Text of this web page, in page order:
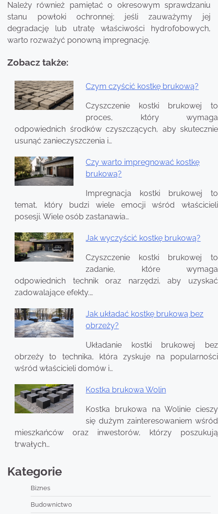
Należy również pamiętać o okresowym sprawdzaniu
stanu powłoki ochronnej; jeśli zauważymy jej
degradację lub utratę właściwości hydrofobowych,
warto rozważyć ponowną impregnację.
Zobacz także:
Czym czyścić kostkę brukową?
Czyszczenie kostki brukowej to
proces, który wymaga
odpowiednich środków czyszczących, aby skutecznie
usunąć zanieczyszczenia i…
Czy warto impregnować kostkę
brukową?
Impregnacja kostki brukowej to
temat, który budzi wiele emocji wśród właścicieli
posesji. Wiele osób zastanawia…
Jak wyczyścić kostkę brukową?
Czyszczenie kostki brukowej to
zadanie, które wymaga
odpowiednich technik oraz narzędzi, aby uzyskać
zadowalające efekty.…
Jak układać kostkę brukową bez
obrzeży?
Układanie kostki brukowej bez
obrzeży to technika, która zyskuje na popularności
wśród właścicieli domów i…
Kostka brukowa Wolin
Kostka brukowa na Wolinie cieszy
się dużym zainteresowaniem wśród
mieszkańców oraz inwestorów, którzy poszukują
trwałych…
Nawigacja
Kategorie
Biznes
Budownictwo